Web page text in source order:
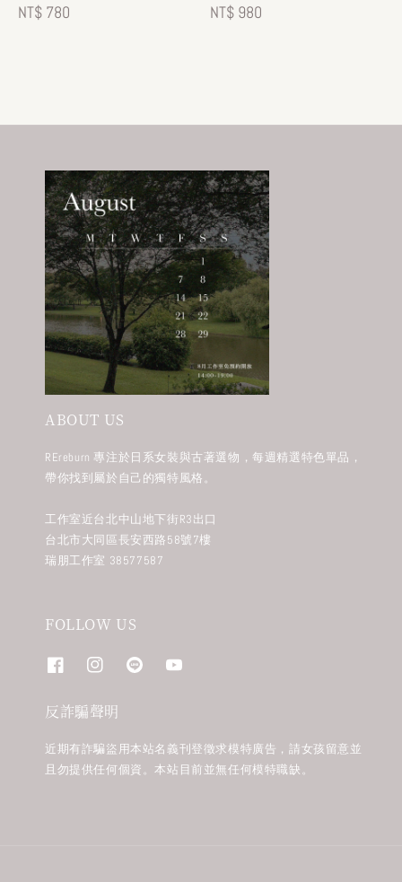
Regular
NT$ 780
Regular
NT$ 980
ABOUT US
REreburn 專注於日系女裝與古著選物，每週精選特色單品，
帶你找到屬於自己的獨特風格。
工作室近台北中山地下街R3出口
台北市大同區長安西路58號7樓
瑞朋工作室 38577587
FOLLOW US
反詐騙聲明
近期有詐騙盜用本站名義刊登徵求模特廣告，請女孩留意並
且勿提供任何個資。本站目前並無任何模特職缺。